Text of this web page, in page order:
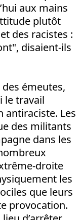
aux mains
plutôt
des racistes :
disaient-ils
émeutes,
le travail
antiraciste. Les
des militants
dans les
droite
les
que leurs
provocation.